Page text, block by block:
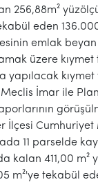
256,88m²
eden
emlak
üzere kıymet
yapılacak
Meclis İmar ile
İlçesi
11 parselde
kalan 411,00 m²
m²'ye tekabül